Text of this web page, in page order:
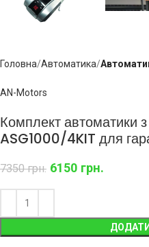
Головна Автоматика
AN-Motors
Комплект
ASG1000/4KIT для
7350грн. 6150 грн.